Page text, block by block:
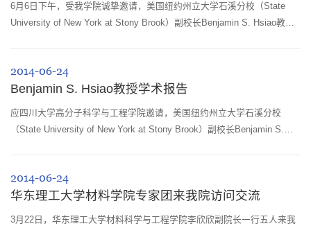
6月6日下午，受我学院诚挚邀请，美国纽约州立大学石溪分校（State
University of New York at Stony Brook）副校长Benjamin S. Hsiao教授
2014-06-24
Benjamin S. Hsiao教授学术报告
应四川大学高分子科学与工程学院邀请，美国纽约州立大学石溪分校
（State University of New York at Stony Brook）副校长Benjamin S.
2014-06-24
华东理工大学材料学院专家团来我院访问交流
3月22日，华东理工大学材料科学与工程学院李欣欣副院长一行五人来我